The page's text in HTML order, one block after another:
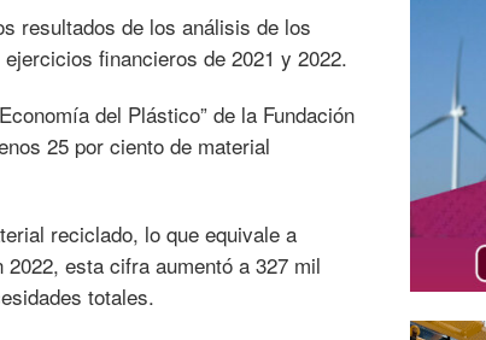
resultados de los análisis de los
financieros de 2021 y 2022.
del Plástico” de la Fundación
25 por ciento de material
reciclado, lo que equivale a
esta cifra aumentó a 327 mil
totales.